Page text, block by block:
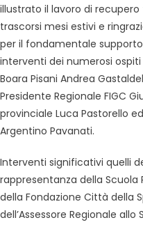
illustrato il lavoro di
trascorsi mesi estivi e
per il fondamentale
interventi dei numerosi
Boara Pisani Andrea
Presidente Regionale FIGC
provinciale Luca Pastorello
Argentino Pavanati.
Interventi significativi quelli
rappresentanza della Scuola
della Fondazione Città della
dell’Assessore Regionale